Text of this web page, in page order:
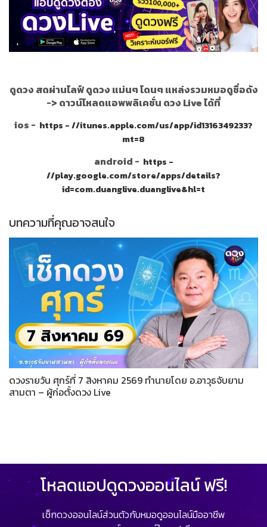
ดูดวง สดผ่านไลฟ์ ดูดวง แม่นๆ โดนๆ แหล่งรวมหมอดูชื่อดัง
-> ดาวน์โหลดแอพพลิเคชั่น ดวง Live ได้ที่
ios - https - //itunes.apple.com/us/app/id1316349233?
mt=8
android - https -
//play.google.com/store/apps/details?
id=com.duanglive.duanglive&hl=t
บทความที่คุณอาจสนใจ
ดวงรายวัน ศุกร์ที่ 7 สิงหาคม 2569 ทำนายโดย อ.อาวุธจับยาม
สามตา – ผู้ก่อตั้งดวง Live
โหลดแอปดูดวงออนไลน์ ฟรี!
เช็กดวงออนไลน์ส่วนตัวกับหมอดูออนไลน์มืออาชีพ